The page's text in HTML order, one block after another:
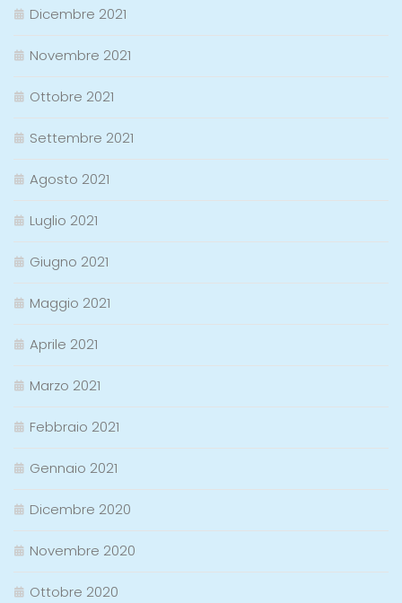
Dicembre 2021
Novembre 2021
Ottobre 2021
Settembre 2021
Agosto 2021
Luglio 2021
Giugno 2021
Maggio 2021
Aprile 2021
Marzo 2021
Febbraio 2021
Gennaio 2021
Dicembre 2020
Novembre 2020
Ottobre 2020